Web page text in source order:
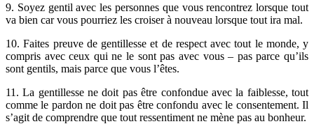
9. Soyez gentil avec les personnes que vous rencontrez lorsque tout
va bien car vous pourriez les croiser à nouveau lorsque tout ira mal.
10. Faites preuve de gentillesse et de respect avec tout le monde, y
compris avec ceux qui ne le sont pas avec vous – pas parce qu’ils
sont gentils, mais parce que vous l’êtes.
11. La gentillesse ne doit pas être confondue avec la faiblesse, tout
comme le pardon ne doit pas être confondu avec le consentement. Il
s’agit de comprendre que tout ressentiment ne mène pas au bonheur.